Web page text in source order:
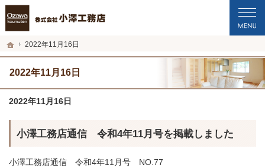
ホーム
2022年11月16日
2022年11月16日
プロの目線からご提案。福井市・鯖江市・坂井市の注文住宅・新築戸建てを手が
福井市・鯖江市・坂井市の新築・注文住宅・新築戸建てを手がける工務店なら小澤
2022年11月16日
小澤工務店通信 令和4年11月号を掲載しました
小澤工務店通信 令和4年11月号 NO.77